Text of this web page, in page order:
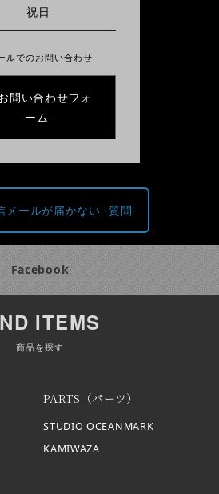
祝日
ルでのお問い合わせ
問い合わせフォ
ーム
メールが届かない -質問-
Facebook
ITEMS
商品を探す
PARTS（パーツ）
STUDIO OCEANMARK
KAMIWAZA